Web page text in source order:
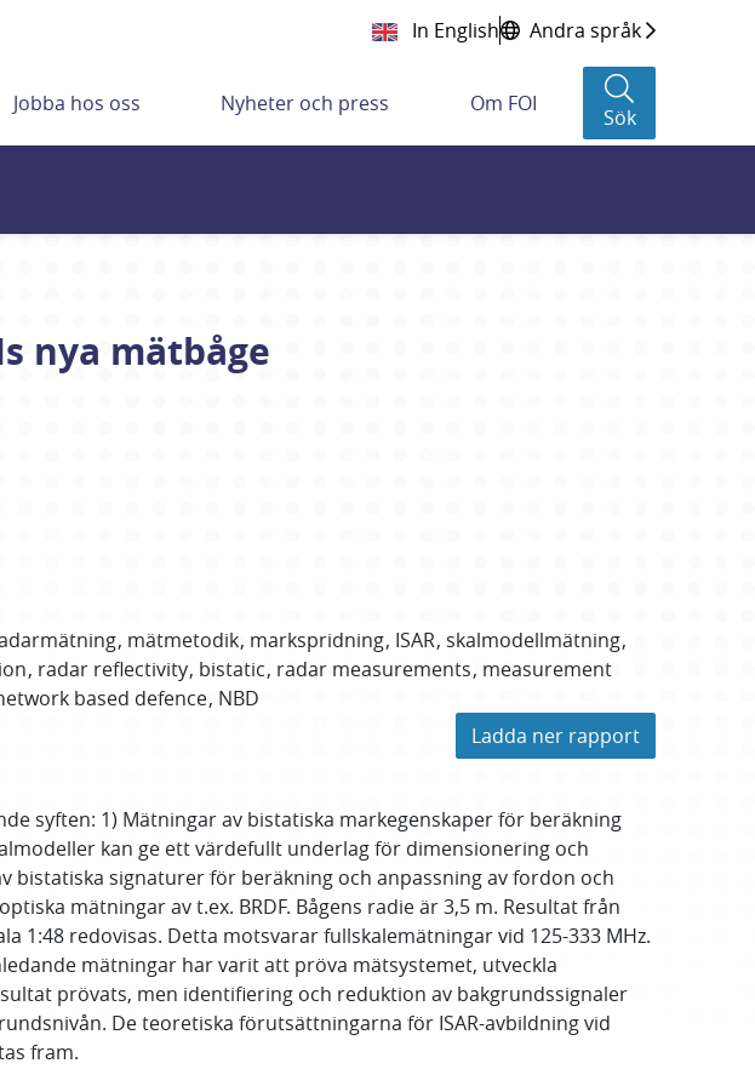
In English Andra språk
Jobba hos oss Nyheter och press Om FOI
Sök
nya mätbåge
mätmetodik markspridning ISAR skalmodellmätning
radar reflectivity bistatic radar measurements measurement
based defence NBD
Ladda ner rapport
syften: 1) Mätningar av bistatiska markegenskaper för beräkning
kan ge ett värdefullt underlag för dimensionering och
bistatiska signaturer för beräkning och anpassning av fordon och
mätningar av t.ex. BRDF. Bågens radie är 3,5 m. Resultat från
1:48 redovisas. Detta motsvarar fullskalemätningar vid 125-333 MHz.
mätningar har varit att pröva mätsystemet, utveckla
prövats, men identifiering och reduktion av bakgrundssignaler
De teoretiska förutsättningarna för ISAR-avbildning vid
fram.